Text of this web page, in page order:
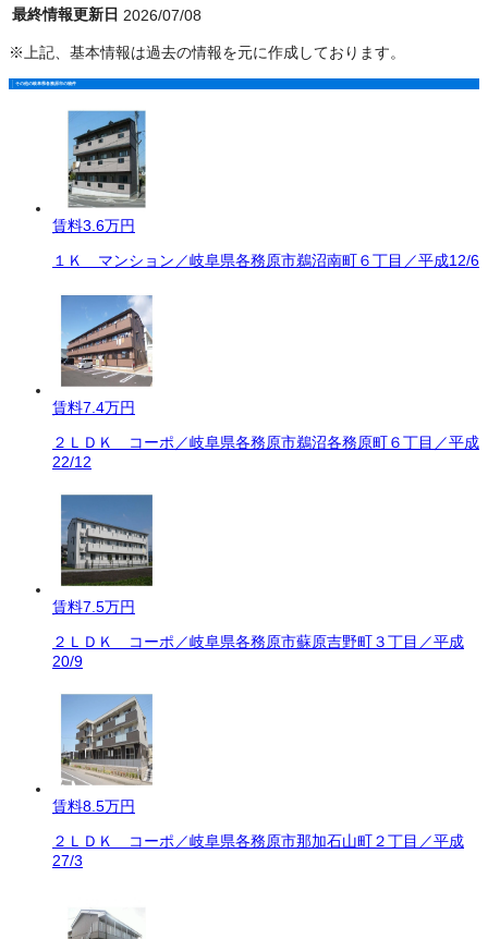
最終情報更新日 2026/07/08
※上記、基本情報は過去の情報を元に作成しております。
その他の岐阜県各務原市の物件
賃料3.6万円
１Ｋ マンション／岐阜県各務原市鵜沼南町６丁目／平成12/6
賃料7.4万円
２ＬＤＫ コーポ／岐阜県各務原市鵜沼各務原町６丁目／平成
22/12
賃料7.5万円
２ＬＤＫ コーポ／岐阜県各務原市蘇原吉野町３丁目／平成
20/9
賃料8.5万円
２ＬＤＫ コーポ／岐阜県各務原市那加石山町２丁目／平成
27/3